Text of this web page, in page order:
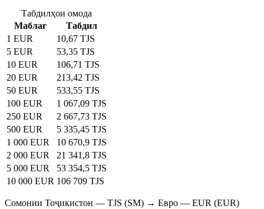
Табдилҳои омода
Маблағ
Табдил
1 EUR
10,67 TJS
5 EUR
53,35 TJS
10 EUR
106,71 TJS
20 EUR
213,42 TJS
50 EUR
533,55 TJS
100 EUR
1 067,09 TJS
250 EUR
2 667,73 TJS
500 EUR
5 335,45 TJS
1 000 EUR
10 670,9 TJS
2 000 EUR
21 341,8 TJS
5 000 EUR
53 354,5 TJS
10 000 EUR 106 709 TJS
Сомонии Тоҷикистон — TJS (SM) → Евро — EUR (EUR)